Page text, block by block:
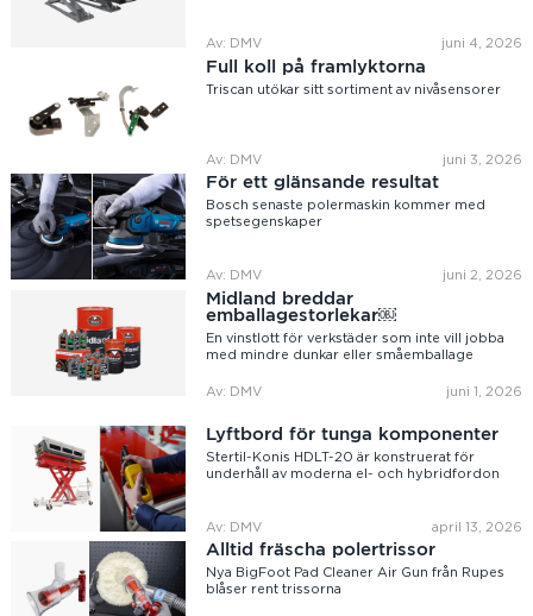
Av: DMV juni 4, 2026
Full koll på framlyktorna
Triscan utökar sitt sortiment av nivåsensorer
Av: DMV juni 3, 2026
För ett glänsande resultat
Bosch senaste polermaskin kommer med
spetsegenskaper
Av: DMV juni 2, 2026
Midland breddar
emballagestorlekar￼
En vinstlott för verkstäder som inte vill jobba
med mindre dunkar eller småemballage
Av: DMV juni 1, 2026
Lyftbord för tunga komponenter
Stertil-Konis HDLT-20 är konstruerat för
underhåll av moderna el- och hybridfordon
Av: DMV april 13, 2026
Alltid fräscha polertrissor
Nya BigFoot Pad Cleaner Air Gun från Rupes
blåser rent trissorna